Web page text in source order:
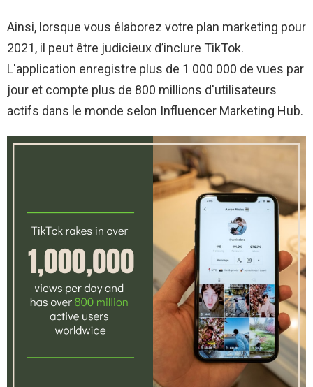
Ainsi, lorsque vous élaborez votre plan marketing pour
2021, il peut être judicieux d’inclure TikTok.
L'application enregistre plus de 1 000 000 de vues par
jour et compte plus de 800 millions d'utilisateurs
actifs dans le monde selon Influencer Marketing Hub.